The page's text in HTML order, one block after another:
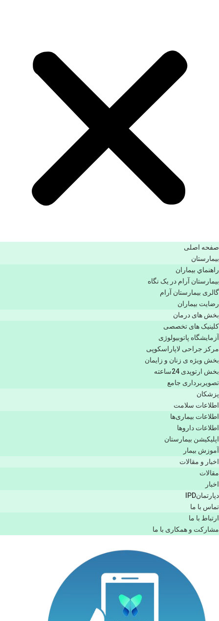
صفحه اصلی
بيمارستان
راهنماي بیماران
بیمارستان آرام در یک نگاه
گالری بیمارستان آرام
رضایت بیماران
بخش های درمان
کلینیک های تخصصی
آزمایشگاه پاتوبیولوژی
مرکز جراحی لاپاراسکوپی
بخش ویژه ی زنان و زایمان
بخش ارتوپدی 24ساعته
تصویربرداری جامع
پزشكان
اطلاعات سلامت
اطلاعات بیماری‌ها
اطلاعات دارو‌ها
اپليكيشن بيمارستان
آموزش بیمار
اخبار و مقالات
مقالات
اخبار
دپارتمانIPD
تماس با ما
ارتباط با ما
مشاركت و همكاری با ما